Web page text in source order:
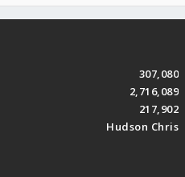
S
307,080
2,716,089
217,902
Hudson Chris